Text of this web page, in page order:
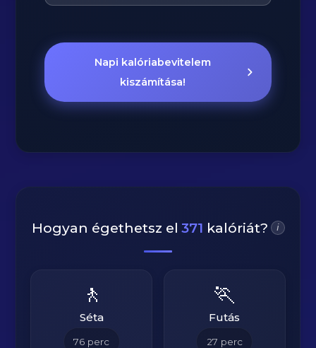
Napi kalóriabevitelem
kiszámítása!
Hogyan égethetsz el 371 kalóriát? i
🚶
Séta
76 perc
🏃
Futás
27 perc